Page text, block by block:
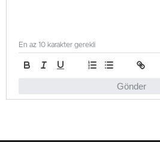
Gönder
En az 10 karakter gerekli